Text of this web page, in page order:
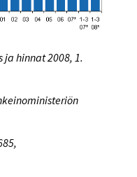
hinnat 2008, 1.